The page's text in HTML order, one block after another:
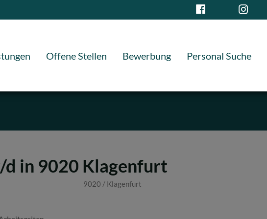
Offene Stellen Bewerbung Personal Suche
in 9020 Klagenfurt
9020 / Klagenfurt